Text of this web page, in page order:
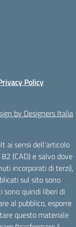
Policy
by Designers Italia
ai sensi dell’articolo
(CAD) e salvo dove
incorporati di terzi),
sul sito sono
sono quindi liberi di
al pubblico, esporre
questo materiale